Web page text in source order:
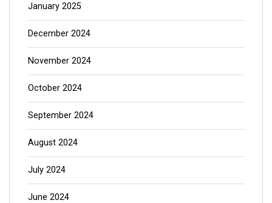
January 2025
December 2024
November 2024
October 2024
September 2024
August 2024
July 2024
June 2024